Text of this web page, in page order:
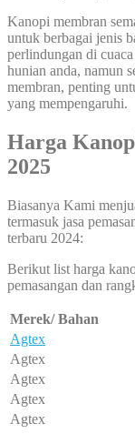
Kanopi membran
untuk berbagai jenis
perlindungan di
hunian anda, namun
membran, penting
yang mempengaruhi.
Harga
2025
Biasanya Kami
termasuk jasa
terbaru 2024:
Berikut list harga
pemasangan dan
Merek/ Bahan
Agtex
Agtex
Agtex
Agtex
Agtex